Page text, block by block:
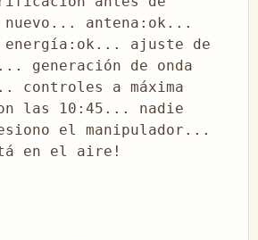
antena:ok...
energía:ok... ajuste de
generación de onda
controles a máxima
las 10:45... nadie
el manipulador...
en el aire!